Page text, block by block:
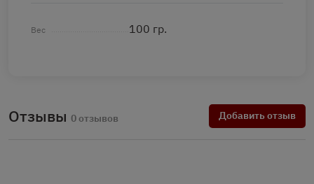
Вес 100 гр.
Отзывы 0 отзывов Добавить отзыв